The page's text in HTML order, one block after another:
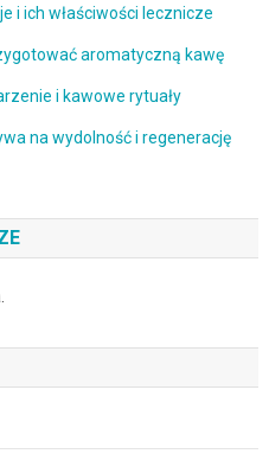
i ich właściwości lecznicze
aromatyczną kawę
i kawowe rytuały
na wydolność i regenerację